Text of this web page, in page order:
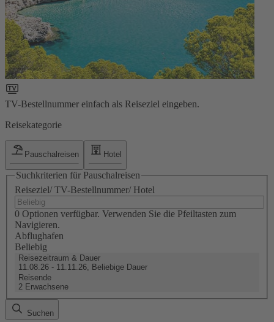
TV-Bestellnummer einfach als Reiseziel eingeben.
Reisekategorie
Pauschalreisen Hotel
Suchkriterien für Pauschalreisen
Reiseziel/ TV-Bestellnummer/ Hotel
0 Optionen verfügbar. Verwenden Sie die Pfeiltasten zum
Navigieren.
Abflughafen
Beliebig
Reisezeitraum & Dauer
11.08.26 - 11.11.26, Beliebige Dauer
Reisende
2 Erwachsene
Suchen